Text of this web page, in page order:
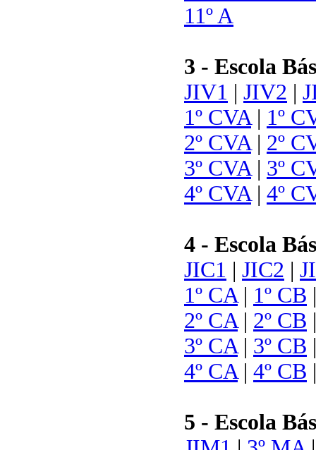
11º A
3 - Escola
JIV1 | JIV2 |
1º CVA| 1º
2º CVA| 2º
3º CVA| 3º
4º CVA| 4º
4 - Escola
JIC1 | JIC2 |
1º CA| 1º CB
2º CA| 2º CB
3º CA| 3º CB
4º CA| 4º CB
5 - Escola